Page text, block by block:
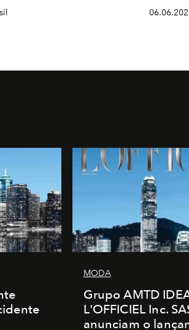
MODA
Grupo AMTD
L'OFFICIEL Inc.
anunciam o